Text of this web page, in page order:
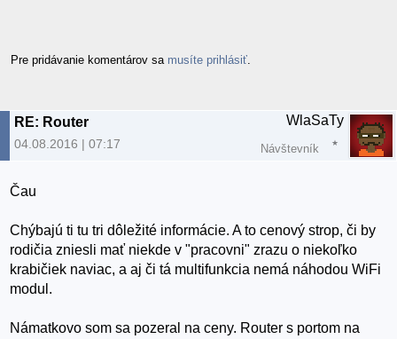
Pre pridávanie komentárov sa musíte prihlásiť
RE: Router
04.08.2016 | 07:17
WlaSaTy
Návštevník
Čau
Chýbajú ti tu tri dôležité informácie. A to cenový strop, či by
rodičia zniesli mať niekde v "pracovni" zrazu o niekoľko
krabičiek naviac, a aj či tá multifunkcia nemá náhodou WiFi
modul.
Námatkovo som sa pozeral na ceny. Router s portom na